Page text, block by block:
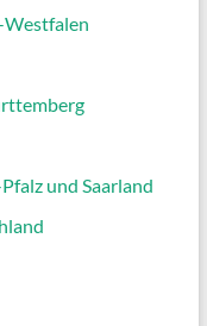
und Saarland